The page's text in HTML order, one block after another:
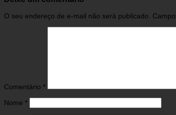
O seu endereço de e-mail não será publicado.
Comentário *
Nome *